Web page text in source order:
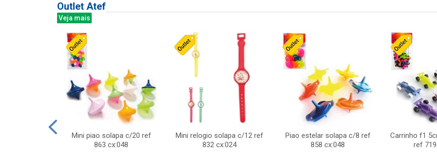
Outlet Atef
Veja mais
Mini piao solapa c/20 ref
863 cx:048
Mini relogio solapa c/12 ref
832 cx:024
Piao estelar solapa c/8 ref
858 cx:048
Carrinho f1
ref